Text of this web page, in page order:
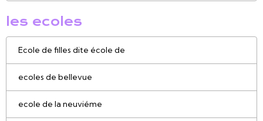
les ecoles
Ecole de filles dite école de
ecoles de bellevue
ecole de la neuviéme